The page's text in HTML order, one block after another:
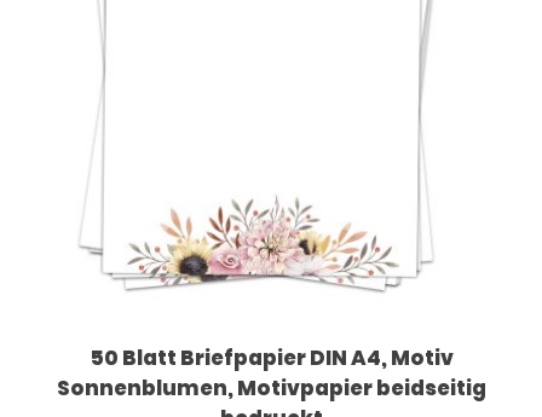
50 Blatt Briefpapier DIN A4, Motiv
Sonnenblumen, Motivpapier beidseitig